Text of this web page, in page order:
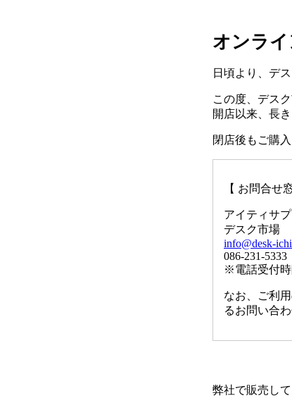
オンライ
日頃より、デ
この度、デス
開店以来、長
閉店後もご購
【 お問合せ
アイティサ
デスク市場
info@desk-
086-231-5333
※電話受付
なお、ご利
るお問い合
弊社で販売し